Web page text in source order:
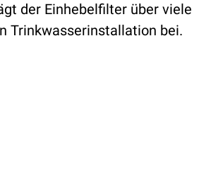
der Einhebelfilter über viele
Trinkwasserinstallation bei.